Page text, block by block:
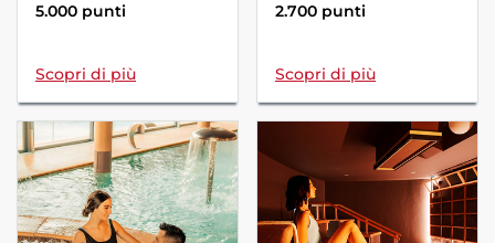
5.000 punti
Scopri di più
2.700 punti
Scopri di più